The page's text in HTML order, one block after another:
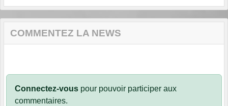
COMMENTEZ LA NEWS
Connectez-vous pour pouvoir participer aux
commentaires.